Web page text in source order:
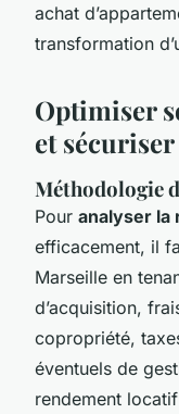
achat
transformation
Optimiser
et
Méthodologie
Pour analyser la
efficacement, il
Marseille en
d’acquisition,
copropriété,
éventuels de
rendement